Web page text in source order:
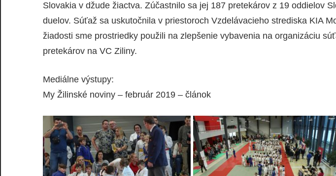
Slovakia v džude žiactva. Zúčastnilo sa jej 187 pretekárov z 19 oddielov
duelov. Súťaž sa uskutočnila v priestoroch Vzdelávacieho strediska KIA
žiadosti sme prostriedky použili na zlepšenie vybavenia na organizáciu
pretekárov na VC Ziliny.
Mediálne výstupy:
My Žilinské noviny – február 2019 – článok